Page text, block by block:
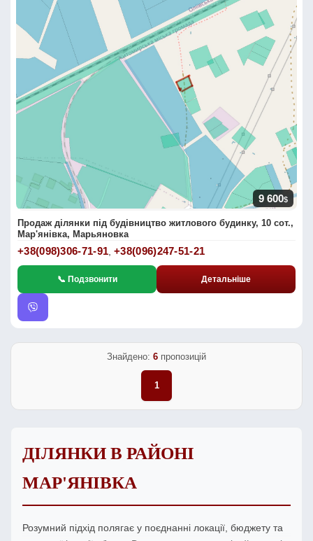
9 600$
Продаж ділянки під будівництво житлового будинку, 10 сот.,
Мар'янівка, Марьяновка
+38(098)306-71-91 ,+38(096)247-51-21
📞 Подзвонити Детальніше
Знайдено: 6 пропозицій
1
ДІЛЯНКИ В РАЙОНІ
МАР'ЯНІВКА
Розумний підхід полягає у поєднанні локації, бюджету та